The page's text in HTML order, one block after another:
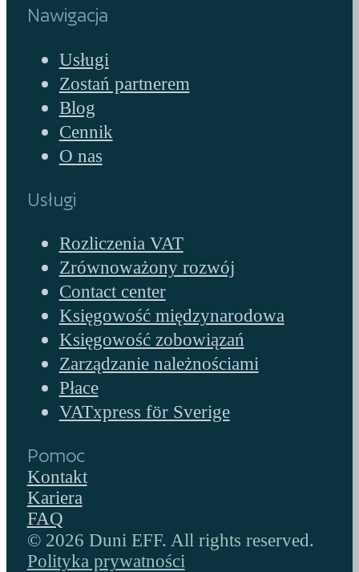
Nawigacja
Usługi
Zostań partnerem
Blog
Cennik
O nas
Usługi
Rozliczenia VAT
Zrównoważony rozwój
Contact center
Księgowość międzynarodowa
Księgowość zobowiązań
Zarządzanie należnościami
Płace
VATxpress för Sverige
Pomoc
Kontakt
Kariera
FAQ
© 2026 Duni EFF. All rights reserved.
Polityka prywatności